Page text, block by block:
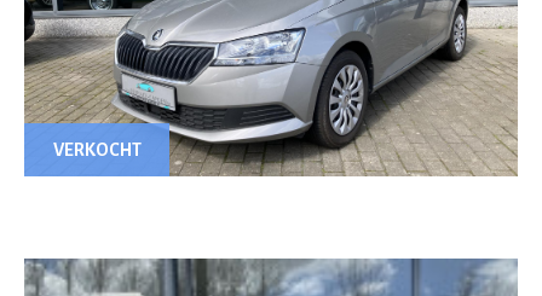
VERKOCHT